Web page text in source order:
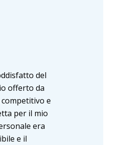
del
offerto da
e
per il mio
era
e il